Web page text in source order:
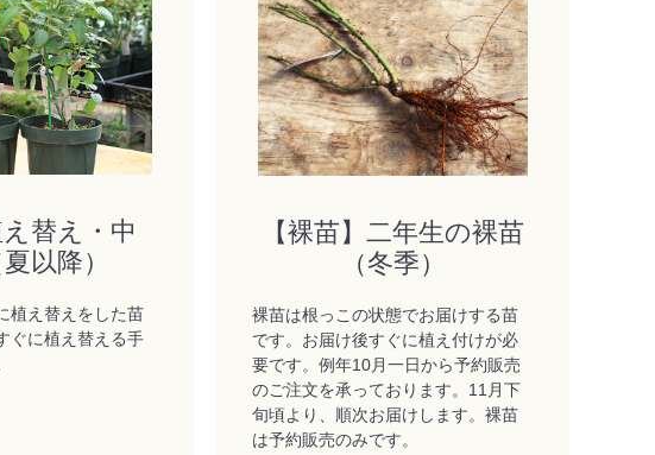
え替え・中
以降）
植え替えをした苗
ぐに植え替える手
【裸苗】二年生の裸苗
（冬季）
裸苗は根っこの状態でお届けする苗
です。お届け後すぐに植え付けが必
要です。例年10月一日から予約販売
のご注文を承っております。11月下
旬頃より、順次お届けします。裸苗
は予約販売のみです。